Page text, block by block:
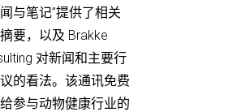
与笔记”提供了相关
要，以及 Brakke
对新闻和主要行
的看法。该通讯免费
参与动物健康行业的